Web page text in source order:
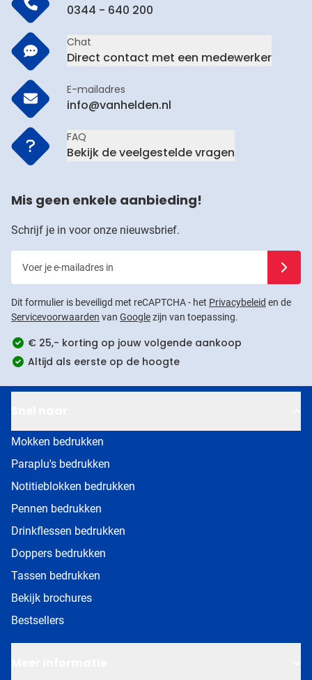
0344 - 640 200
Chat
Direct contact met een medewerker
E-mailadres
info@vanhelden.nl
FAQ
Bekijk de veelgestelde vragen
Mis geen enkele aanbieding!
Schrijf je in voor onze nieuwsbrief.
Dit formulier is beveiligd met reCAPTCHA - het Privacybeleid en de
Servicevoorwaarden van Googlezijn van toepassing.
€ 25,- korting op jouw volgende aankoop
Altijd als eerste op de hoogte
Mokken bedrukken
Paraplu's bedrukken
Notitieblokken bedrukken
Pennen bedrukken
Drinkflessen bedrukken
Doppers bedrukken
Tassen bedrukken
Bekijk brochures
Bestsellers